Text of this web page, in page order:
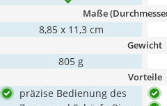
Maße
8,85 x 11,3 cm
Gewicht
805 g
Vorteile
präzise Bedienung des